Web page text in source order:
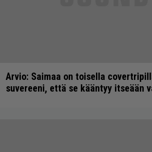
Arvio: Saimaa on toisella
suvereeni, että se kääntyy itseään